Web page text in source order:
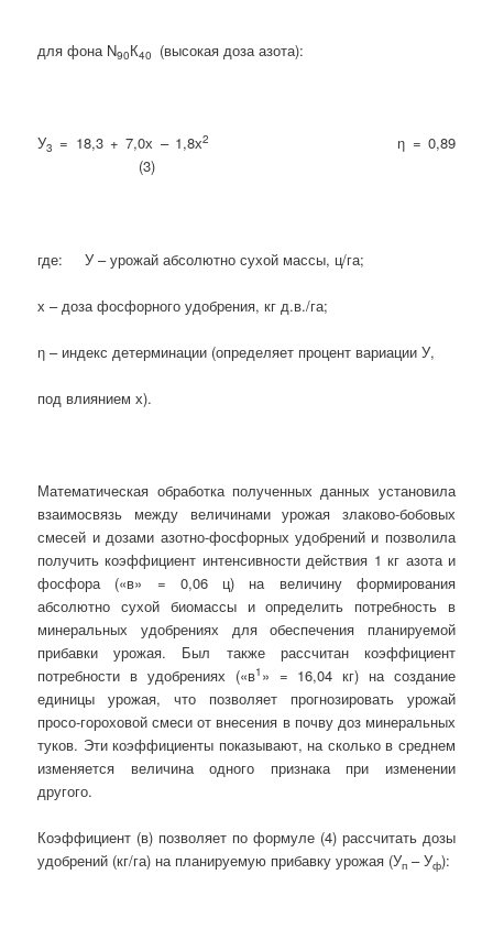
для фона N90К40 (высокая доза азота):
У3 = 18,3 + 7,0х – 1,8х2
η = 0,89
(3)
где: У – урожай абсолютно сухой массы, ц/га;
х – доза фосфорного удобрения, кг д.в./га;
η – индекс детерминации (определяет процент вариации У,
под влиянием х).
Математическая обработка полученных данных установила
взаимосвязь между величинами урожая злаково-бобовых
смесей и дозами азотно-фосфорных удобрений и позволила
получить коэффициент интенсивности действия 1 кг азота и
фосфора («в» = 0,06 ц) на величину формирования
абсолютно сухой биомассы и определить потребность в
минеральных удобрениях для обеспечения планируемой
прибавки урожая. Был также рассчитан коэффициент
потребности в удобрениях («в1 » = 16,04 кг) на создание
единицы урожая, что позволяет прогнозировать урожай
просо-гороховой смеси от внесения в почву доз минеральных
туков. Эти коэффициенты показывают, на сколько в среднем
изменяется величина одного признака при изменении
другого.
Коэффициент (в) позволяет по формуле (4) рассчитать дозы
удобрений (кг/га) на планируемую прибавку урожая (Уп – Уф):